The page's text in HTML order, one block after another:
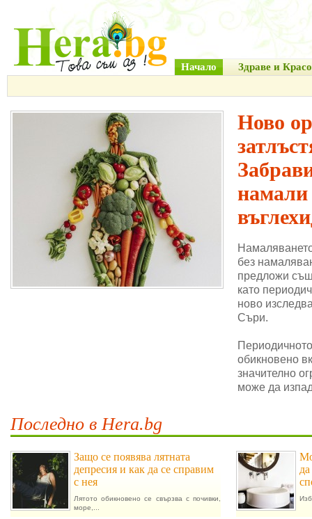
Начало Здраве и
Ново
намали
без
предложи
като
ново
Съри.
обикновено
значително
може да
Последно в Hera.bg
Защо се появява лятната
депресия и как да се справим
с нея
Лятото обикновено се свързва с почивки,
море,...